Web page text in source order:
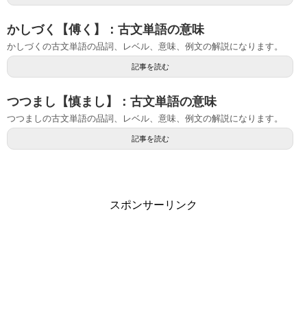
かしづく【傅く】：古文単語の意味
かしづくの古文単語の品詞、レベル、意味、例文の解説になります。
記事を読む
つつまし【慎まし】：古文単語の意味
つつましの古文単語の品詞、レベル、意味、例文の解説になります。
記事を読む
スポンサーリンク